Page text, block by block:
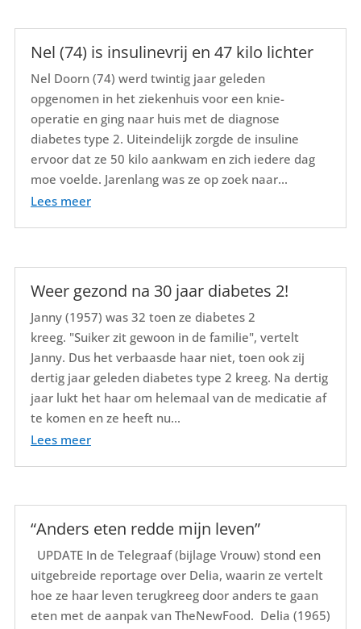
Nel (74) is insulinevrij en 47 kilo lichter
Nel Doorn (74) werd twintig jaar geleden
opgenomen in het ziekenhuis voor een knie-
operatie en ging naar huis met de diagnose
diabetes type 2. Uiteindelijk zorgde de insuline
ervoor dat ze 50 kilo aankwam en zich iedere dag
moe voelde. Jarenlang was ze op zoek naar...
Lees meer
Weer gezond na 30 jaar diabetes 2!
Janny (1957) was 32 toen ze diabetes 2
kreeg. "Suiker zit gewoon in de familie", vertelt
Janny. Dus het verbaasde haar niet, toen ook zij
dertig jaar geleden diabetes type 2 kreeg. Na dertig
jaar lukt het haar om helemaal van de medicatie af
te komen en ze heeft nu...
Lees meer
“Anders eten redde mijn leven”
UPDATE In de Telegraaf (bijlage Vrouw) stond een
uitgebreide reportage over Delia, waarin ze vertelt
hoe ze haar leven terugkreeg door anders te gaan
eten met de aanpak van TheNewFood. Delia (1965)